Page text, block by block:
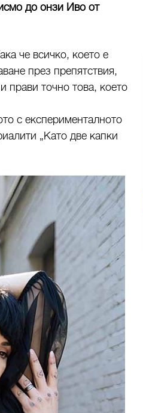
до онзи Иво от
че всичко, което е
през препятствия,
прави точно това, което
с експерименталното
„Като две капки